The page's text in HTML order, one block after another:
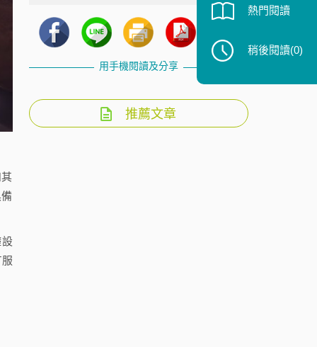
用手機閱讀及分享
推薦文章
熱門閱讀
稍後閱讀(0)